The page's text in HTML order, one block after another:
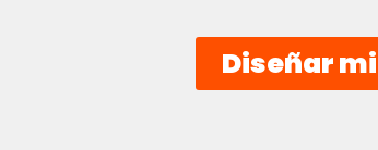
Diseñar